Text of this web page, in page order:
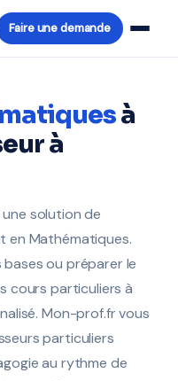
Faire une demande
à
à
solution de
en Mathématiques.
ou préparer le
cours particuliers à
Mon-prof.fr vous
particuliers
au rythme de